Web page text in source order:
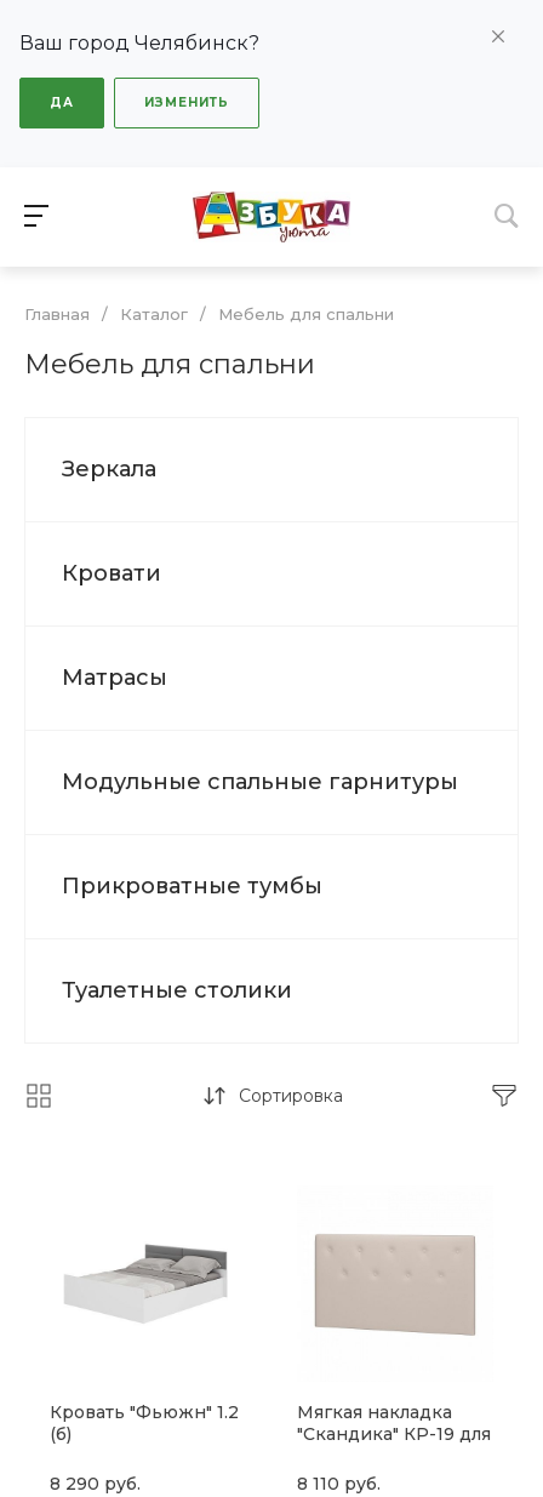
Ваш город Челябинск?
ДА ИЗМЕНИТЬ
Главная / Каталог / Мебель для спальни
Мебель для спальни
Зеркала
Кровати
Матрасы
Модульные спальные гарнитуры
Прикроватные тумбы
Туалетные столики
Сортировка
Кровать "Фьюжн" 1.2
(б)
8 290 руб.
Мягкая накладка
"Скандика" КР-19 для
8 110 руб.